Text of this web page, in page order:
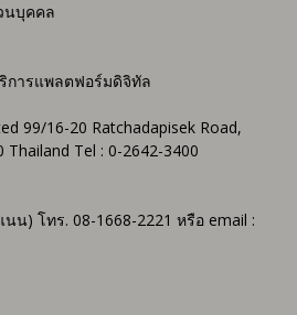
นบุคคล
การแพลตฟอร์มดิจิทัล
99/16-20 Ratchadapisek Road,
Tel : 0-2642-3400
) โทร. 08-1668-2221 หรือ email :